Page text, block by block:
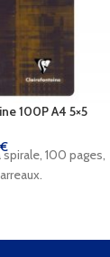
100P A4 5×5
€
100 pages,